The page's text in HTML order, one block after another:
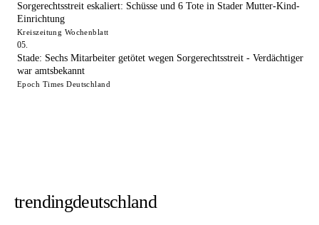
Sorgerechtsstreit eskaliert: Schüsse und 6 Tote in Stader Mutter-Kind-
Einrichtung
Kreiszeitung Wochenblatt
Stade: Sechs Mitarbeiter getötet wegen Sorgerechtsstreit - Verdächtiger
war amtsbekannt
Epoch Times Deutschland
trendingdeutschland